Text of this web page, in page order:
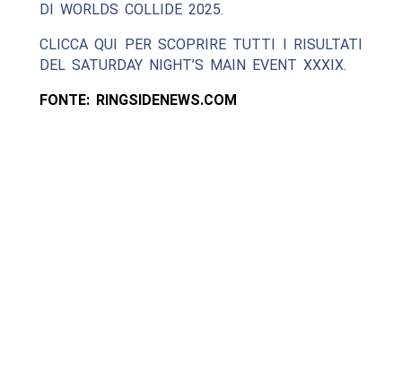
DI WORLDS COLLIDE 2025.
CLICCA QUI PER SCOPRIRE TUTTI I RISULTATI
DEL SATURDAY NIGHT’S MAIN EVENT XXXIX.
FONTE: RINGSIDENEWS.COM